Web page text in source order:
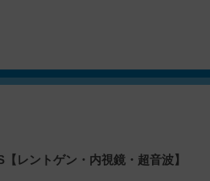
レントゲン・内視鏡・超音波】